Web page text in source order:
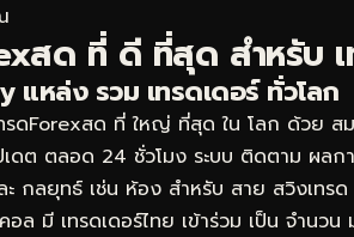
สด ที่ ดี ที่สุด สำหรับ เ
แหล่ง รวม เทรดเดอร์ ทั่วโลก
รดForexสด ที่ ใหญ่ ที่สุด ใน โลก ด้วย
ดต ตลอด 24 ชั่วโมง ระบบ ติดตาม ผลก
ะ กลยุทธ์ เช่น ห้อง สำหรับ สาย สวิงเท
อล มี เทรดเดอร์ไทย เข้าร่วม เป็น จำน